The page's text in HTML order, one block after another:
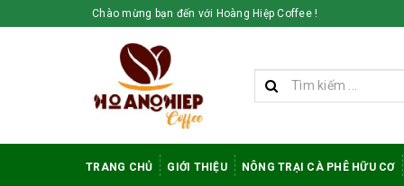
Chào mừng bạn đến với Hoàng Hiệp Coffee !
TRANG CHỦ GIỚI THIỆU NÔNG TRẠI CÀ PHÊ HỮU CƠ